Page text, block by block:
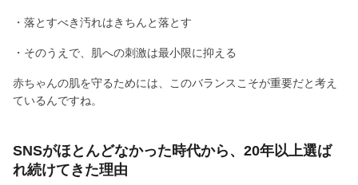
・落とすべき汚れはきちんと落とす
・そのうえで、肌への刺激は最小限に抑える
赤ちゃんの肌を守るためには、このバランスこそが重要だと考え
ているんですね。
SNSがほとんどなかった時代から、20年以上選ば
れ続けてきた理由